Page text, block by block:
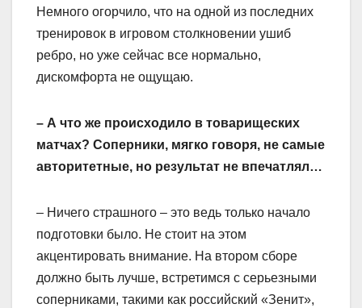
Немного огорчило, что на одной из последних
тренировок в игровом столкновении ушиб
ребро, но уже сейчас все нормально,
дискомфорта не ощущаю.
– А что же происходило в товарищеских
матчах? Соперники, мягко говоря, не самые
авторитетные, но результат не впечатлял…
– Ничего страшного – это ведь только начало
подготовки было. Не стоит на этом
акцентировать внимание. На втором сборе
должно быть лучше, встретимся с серьезными
соперниками, такими как российский «Зенит»,